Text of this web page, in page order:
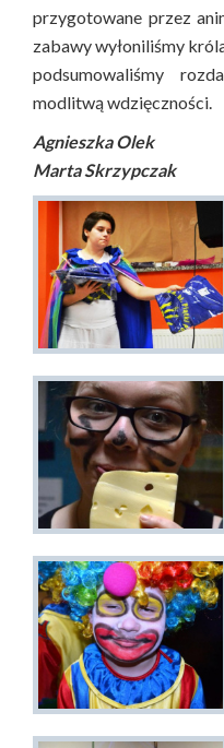
przygotowane przez
zabawy wyłoniliśmy
podsumowaliśmy
modlitwą wdzięczności.
Agnieszka Olek
Marta Skrzypczak